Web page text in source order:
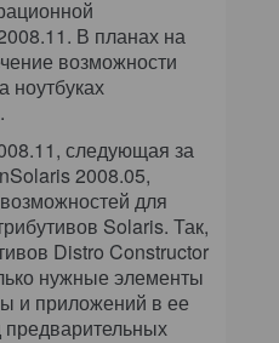
В планах на
возможности
ноутбуках
следующая за
2008.05,
для
Solaris. Так,
Distro Constructor
нужные элементы
и приложений в ее
предварительных